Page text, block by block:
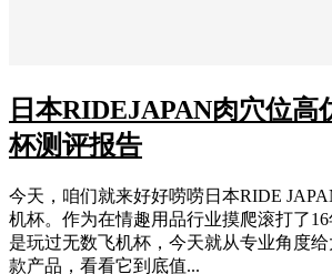
日本RIDEJAPAN肉穴位高
杯测评报告
今天，咱们就来好好唠唠日本RIDE
机杯。作为在情趣用品行业摸爬滚打了
是玩过无数飞机杯，今天就从专业角度
款产品，看看它到底值...